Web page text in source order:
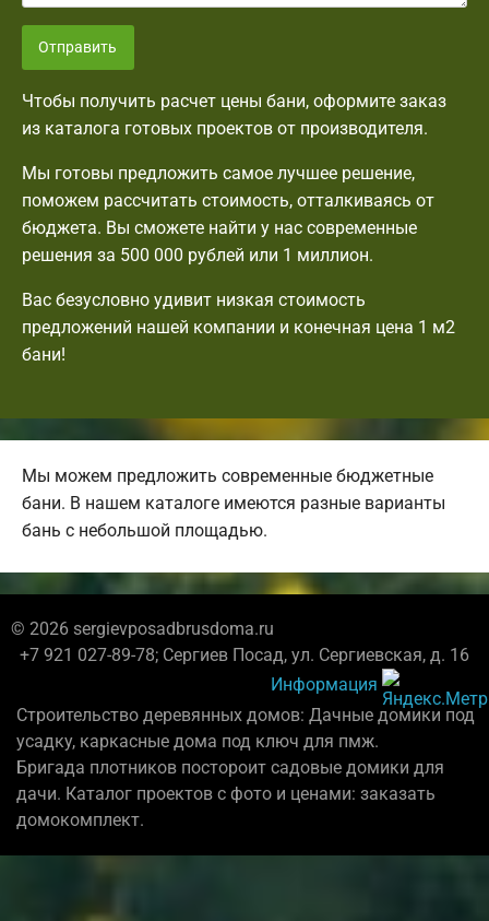
Отправить
Чтобы получить расчет цены бани, оформите заказ
из каталога готовых проектов от производителя.
Мы готовы предложить самое лучшее решение,
поможем рассчитать стоимость, отталкиваясь от
бюджета. Вы сможете найти у нас современные
решения за 500 000 рублей или 1 миллион.
Вас безусловно удивит низкая стоимость
предложений нашей компании и конечная цена 1 м2
бани!
Мы можем предложить современные бюджетные
бани. В нашем каталоге имеются разные варианты
бань с небольшой площадью.
© 2026 sergievposadbrusdoma.ru
+7 921 027-89-78; Сергиев Посад, ул. Сергиевская, д. 16
Информация
Строительство деревянных домов: Дачные домики под
усадку, каркасные дома под ключ для пмж.
Бригада плотников постороит садовые домики для
дачи. Каталог проектов с фото и ценами: заказать
домокомплект.